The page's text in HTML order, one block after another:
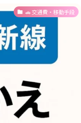
🚗 交通費・移動手段